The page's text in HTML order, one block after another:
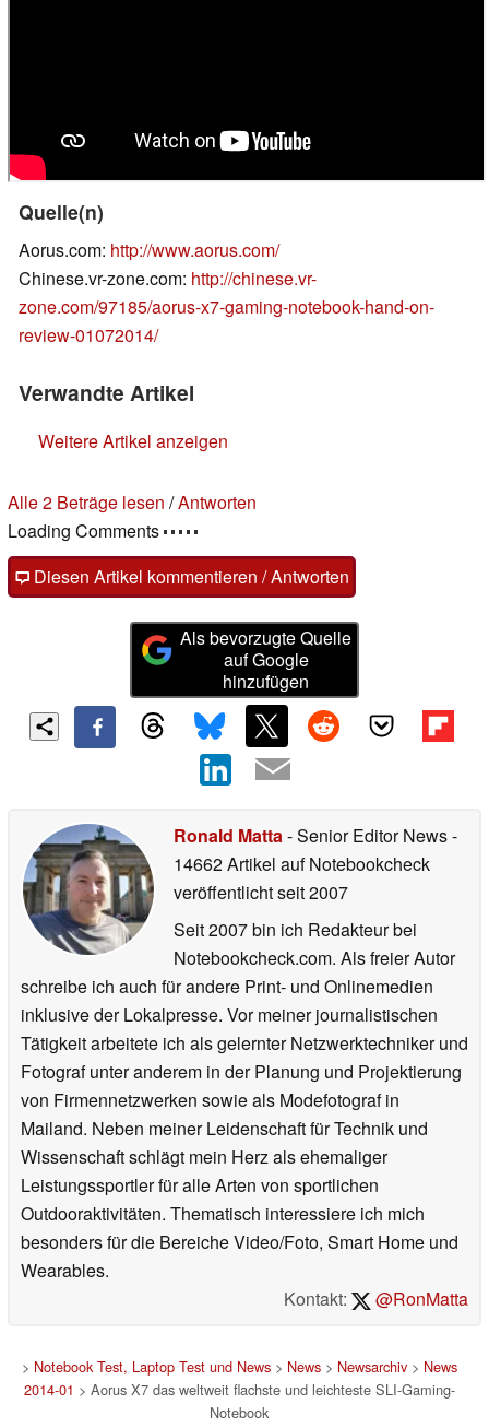
Quelle(n)
Aorus.com: http://www.aorus.com/
Chinese.vr-zone.com: http://chinese.vr-
zone.com/97185/aorus-x7-gaming-notebook-hand-on-
review-01072014/
Verwandte Artikel
Weitere Artikel anzeigen
Alle 2 Beträge lesen /Antworten
Loading Comments
Diesen Artikel kommentieren / Antworten
Als bevorzugte Quelle
auf Google
hinzufügen
Ronald Matta- Senior Editor News-
14662 Artikel auf Notebookcheck
veröffentlichtseit 2007
Seit 2007 bin ich Redakteur bei
Notebookcheck.com. Als freier Autor
schreibe ich auch für andere Print- und Onlinemedien
inklusive der Lokalpresse. Vor meiner journalistischen
Tätigkeit arbeitete ich als gelernter Netzwerktechniker und
Fotograf unter anderem in der Planung und Projektierung
von Firmennetzwerken sowie als Modefotograf in
Mailand. Neben meiner Leidenschaft für Technik und
Wissenschaft schlägt mein Herz als ehemaliger
Leistungssportler für alle Arten von sportlichen
Outdooraktivitäten. Thematisch interessiere ich mich
besonders für die Bereiche Video/Foto, Smart Home und
Wearables.
Kontakt:
@RonMatta
> Notebook Test, Laptop Test und News> News> Newsarchiv> News
2014-01 > Aorus X7 das weltweit flachste und leichteste SLI-Gaming-
Notebook